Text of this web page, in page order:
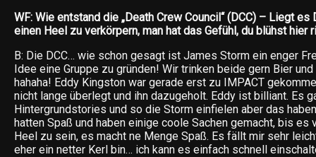
WF: Wie entstand die „Death Crew Council“ (DCC) – Liegt
einen Heel zu verkörpern, man hat das Gefühl, du blühst hier
B: Die DCC… wie schon gesagt ist James Storm ein enger
Idee eine Gruppe zu gründen! Wir trinken beide gern Bier
hahaha! Eddy Kingston war gerade erst zu IMPACT
nicht lange überlegt und ihn dazugeholt. Eddy ist billiant. Es
Hintergrundstories und so die Storm einfielen aber das
hatten Spaß und haben einige coole Sachen gemacht, bis es
Heel zu sein, es macht ne Menge Spaß. Es fällt mir sehr
eher ein netter Kerl bin… ich kann es einfach schnell